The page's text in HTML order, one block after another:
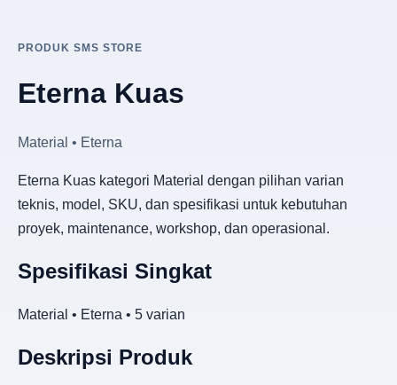
PRODUK SMS STORE
Eterna Kuas
Material • Eterna
Eterna Kuas kategori Material dengan pilihan varian
teknis, model, SKU, dan spesifikasi untuk kebutuhan
proyek, maintenance, workshop, dan operasional.
Spesifikasi Singkat
Material • Eterna • 5 varian
Deskripsi Produk